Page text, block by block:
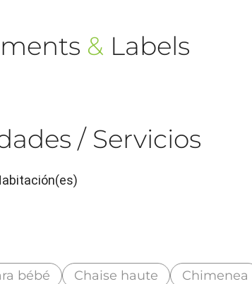
& Labels
/ Servicios
bébé Chaise haute
Chimenea